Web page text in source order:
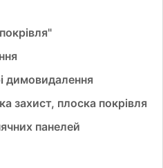
димовидалення
захист, плоска покрівля
панелей